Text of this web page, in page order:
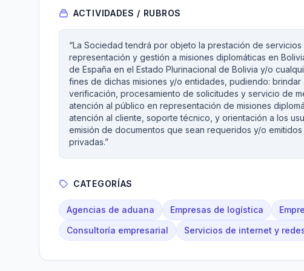
ACTIVIDADES / RUBROS
“La Sociedad tendrá por objeto la prestación de
representación y gestión a misiones diplomáticas en
de España en el Estado Plurinacional de Bolivia y/o
fines de dichas misiones y/o entidades, pudiendo:
verificación, procesamiento de solicitudes y servicio de
atención al público en representación de misiones
atención al cliente, soporte técnico, y orientación a los
emisión de documentos que sean requeridos y/o
privadas.”
CATEGORÍAS
Agencias de aduana Empresas de logística
Consultoría empresarial
Servicios de internet y